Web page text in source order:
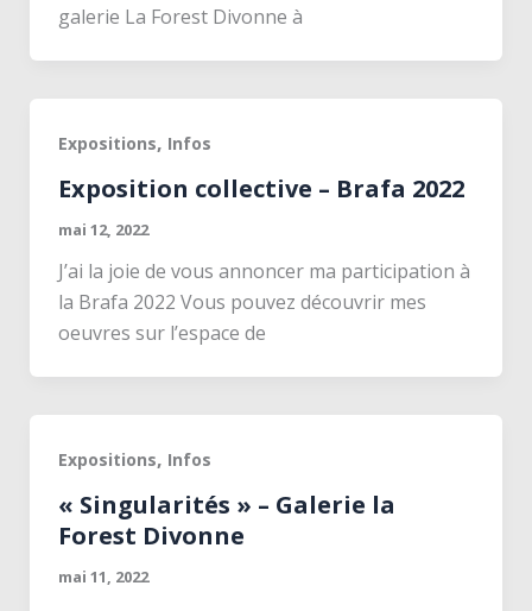
galerie La Forest Divonne à
Expositions, Infos
Exposition collective – Brafa 2022
mai 12, 2022
J’ai la joie de vous annoncer ma participation à
la Brafa 2022 Vous pouvez découvrir mes
oeuvres sur l’espace de
Expositions, Infos
« Singularités » – Galerie la
Forest Divonne
mai 11, 2022